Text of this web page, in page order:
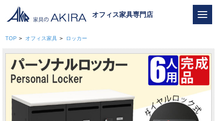
オフィス家具専門店
TOP > オフィス家具 > ロッカー